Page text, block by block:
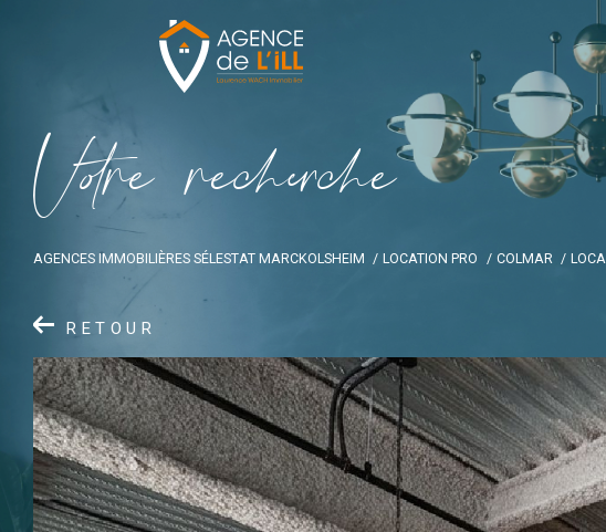
Vore recece
AGENCES IMMOBILIÈRES SÉLESTAT MARCKOLSHEIM LOCATION PRO COLMAR
RETOUR